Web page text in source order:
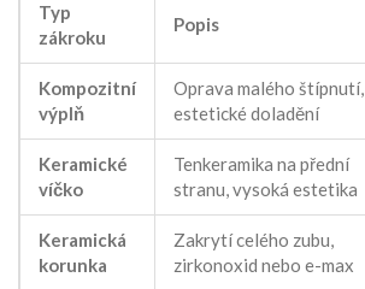
Typ
zákroku
Popis
Kompozitní
výplň
Oprava malého štípnutí,
estetické doladění
Keramické
víčko
Tenkeramika na přední
stranu, vysoká estetika
Keramická
korunka
Zakrytí celého zubu,
zirkonoxid nebo e-max